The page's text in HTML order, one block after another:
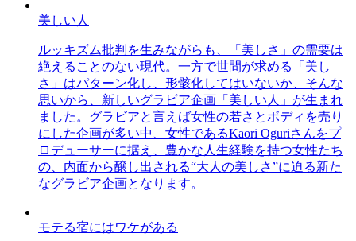
美しい人
ルッキズム批判を生みながらも、「美しさ」の需要は
絶えることのない現代。一方で世間が求める「美し
さ」はパターン化し、形骸化してはいないか、そんな
思いから、新しいグラビア企画「美しい人」が生まれ
ました。グラビアと言えば女性の若さとボディを売り
にした企画が多い中、女性であるKaori Oguriさんをプ
ロデューサーに据え、豊かな人生経験を持つ女性たち
の、内面から醸し出される“大人の美しさ”に迫る新た
なグラビア企画となります。
モテる宿にはワケがある